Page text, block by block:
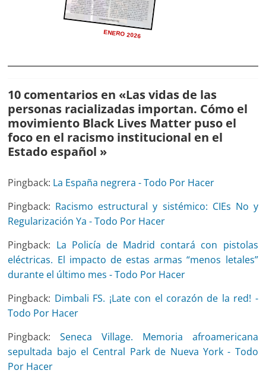
ENERO 2026
10 comentarios en «Las vidas de las
personas racializadas importan. Cómo el
movimiento Black Lives Matter puso el
foco en el racismo institucional en el
Estado español »
Pingback: La España negrera - Todo Por Hacer
Pingback: Racismo estructural y sistémico: CIEs No y
Regularización Ya - Todo Por Hacer
Pingback: La Policía de Madrid contará con pistolas
eléctricas. El impacto de estas armas “menos letales”
durante el último mes - Todo Por Hacer
Pingback: Dimbali FS. ¡Late con el corazón de la red! -
Todo Por Hacer
Pingback:Seneca Village. Memoria afroamericana
sepultada bajo el Central Park de Nueva York - Todo
Por Hacer